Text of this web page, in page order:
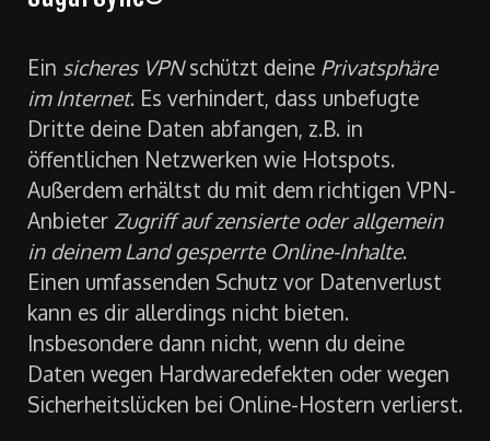
Ein sicheres VPNschützt deine Privatsphäre
im Internet. Es verhindert, dass unbefugte
Dritte deine Daten abfangen, z.B. in
öffentlichen Netzwerken wie Hotspots.
Außerdem erhältst du mit dem richtigen VPN-
Anbieter Zugriff auf zensierte oder allgemein
in deinem Land gesperrte Online-Inhalte.
Einen umfassenden Schutz vor Datenverlust
kann es dir allerdings nicht bieten.
Insbesondere dann nicht, wenn du deine
Daten wegen Hardwaredefekten oder wegen
Sicherheitslücken bei Online-Hostern verlierst.